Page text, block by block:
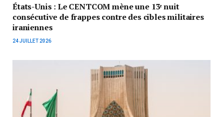
États-Unis : Le CENTCOM mène une 13ᵉ nuit
consécutive de frappes contre des cibles militaires
iraniennes
24 JUILLET 2026